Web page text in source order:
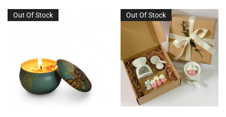
Out Of Stock Out Of Stock